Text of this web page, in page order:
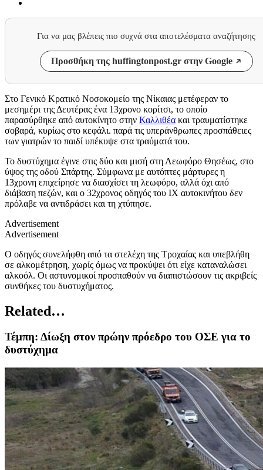
Για να μας βλέπεις πιο συχνά στα αποτελέσματα αναζήτησης
Προσθήκη της huffingtonpost.gr στην Google
Στο Γενικό Κρατικό Νοσοκομείο της Νίκαιας μετέφεραν το
μεσημέρι της Δευτέρας ένα 13χρονο κορίτσι, το οποίο
παρασύρθηκε από αυτοκίνητο στην Καλλιθέα και τραυματίστηκε
σοβαρά, κυρίως στο κεφάλι. παρά τις υπεράνθρωπες προσπάθειες
των γιατρών το παιδί υπέκυψε στα τραύματά του.
Το δυστύχημα έγινε στις δύο και μισή στη Λεωφόρο Θησέως, στο
ύψος της οδού Σπάρτης. Σύμφωνα με αυτόπτες μάρτυρες η
13χρονη επιχείρησε να διασχίσει τη λεωφόρο, αλλά όχι από
διάβαση πεζών, και ο 32χρονος οδηγός του ΙΧ αυτοκινήτου δεν
πρόλαβε να αντιδράσει και τη χτύπησε.
Advertisement
Advertisement
Ο οδηγός συνελήφθη από τα στελέχη της Τροχαίας και υπεβλήθη
σε αλκομέτρηση, χωρίς όμως να προκύψει ότι είχε καταναλώσει
αλκοόλ. Οι αστυνομικοί προσπαθούν να διαπιστώσουν τις ακριβείς
συνθήκες του δυστυχήματος.
Related…
Τέμπη: Δίωξη στον πρώην πρόεδρο του ΟΣΕ για το
δυστύχημα